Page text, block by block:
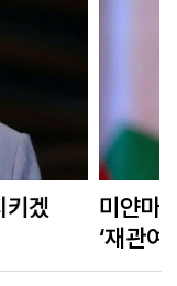
방문… 태국은